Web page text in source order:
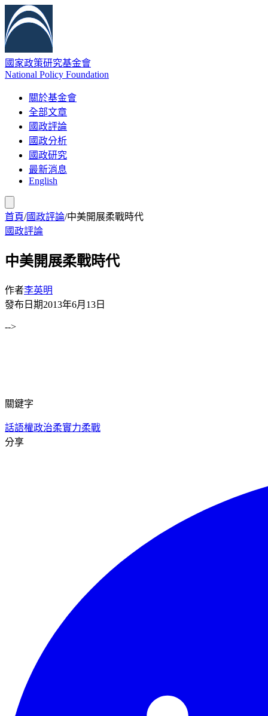
國家政策研究基金會
National Policy Foundation
關於基金會
全部文章
國政評論
國政分析
國政研究
最新消息
English
首頁/國政評論/中美開展柔戰時代
國政評論
中美開展柔戰時代
作者李英明
發布日期2013年6月13日
-->
關鍵字
話語權政治柔實力柔戰
分享